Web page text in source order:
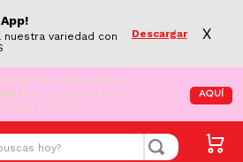
variedad con
Descargar X
Prime! Aprovecha el
en tus compras de
desde S/79.90
AQUÍ
hoy?